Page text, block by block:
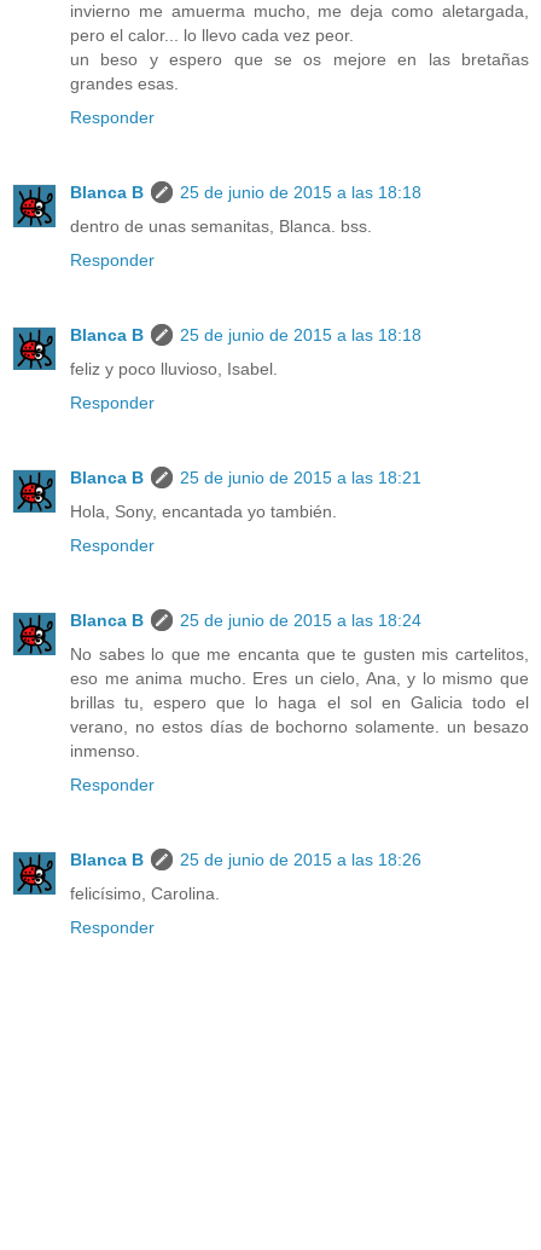
invierno me amuerma mucho, me deja como aletargada,
pero el calor... lo llevo cada vez peor.
un beso y espero que se os mejore en las bretañas
grandes esas.
Responder
Blanca B
25 de junio de 2015 a las 18:18
dentro de unas semanitas, Blanca. bss.
Responder
Blanca B
25 de junio de 2015 a las 18:18
feliz y poco lluvioso, Isabel.
Responder
Blanca B
25 de junio de 2015 a las 18:21
Hola, Sony, encantada yo también.
Responder
Blanca B
25 de junio de 2015 a las 18:24
No sabes lo que me encanta que te gusten mis cartelitos,
eso me anima mucho. Eres un cielo, Ana, y lo mismo que
brillas tu, espero que lo haga el sol en Galicia todo el
verano, no estos días de bochorno solamente. un besazo
inmenso.
Responder
Blanca B
25 de junio de 2015 a las 18:26
felicísimo, Carolina.
Responder